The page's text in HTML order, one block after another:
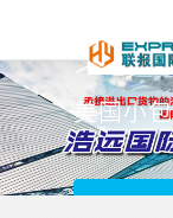
义乌
美国小